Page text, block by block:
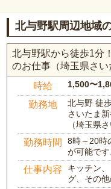
北与野駅周辺地域
北与野駅から徒歩1分
のお仕事（埼玉県さい
時給 1,500〜
勤務地
北与野 徒
さいたま
（埼玉県
勤務時間
8時～20時
が可能で
仕事内容
キッチン
グ、その